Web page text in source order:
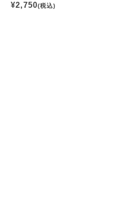
¥2,750(税込)